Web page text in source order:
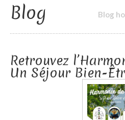
Soins Habitat Bordeaux – Biscarrosse
Soins EMDR
Gestion & libération émotionnelle
Développer son don
Magnétisme : Soins énergétiques à
Blog Blog
Retrouvez
Un Séjour Bien-